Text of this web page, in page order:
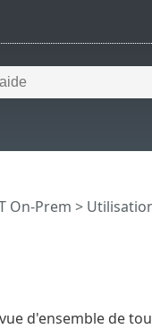
On-Prem >
d'ensemble de